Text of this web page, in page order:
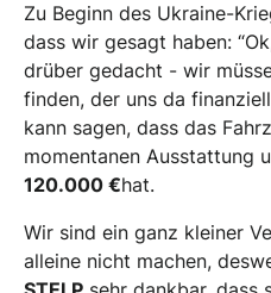
Zu Beginn des Ukraine-
dass wir gesagt haben:
drüber gedacht - wir
finden, der uns da
kann sagen, dass das
momentanen Ausstattung
120.000 €hat.
Wir sind ein ganz kleiner
alleine nicht machen,